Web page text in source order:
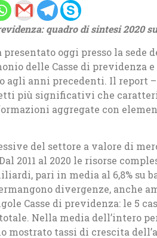
quadro di sintesi 2020
presentato oggi presso la sede
delle Casse di previdenza
agli anni precedenti. Il report
più significativi che
aggregate con
del settore a valore di
2011 al 2020 le risorse
pari in media al 6,8% su
divergenze, anche
Casse di previdenza: le 5
Nella media dell’intero
mostrato tassi di crescita